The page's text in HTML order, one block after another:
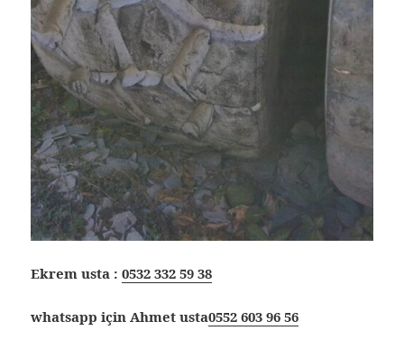
Ekrem usta :0532 332 59 38
whatsapp için Ahmet usta0552 603 96 56